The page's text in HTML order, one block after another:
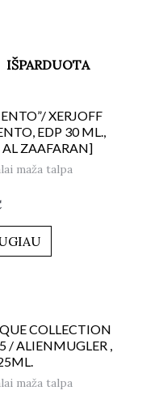
IŠPARDUOTA
XERJOFF
EDP 30 ML.,
ZAAFARAN]
maža talpa
COLLECTION
/ ALIENMUGLER ,
maža talpa